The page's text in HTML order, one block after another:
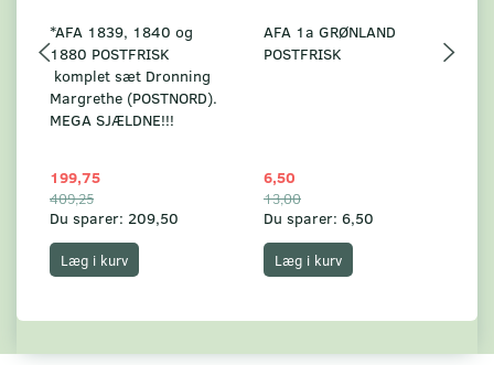
*AFA 1839, 1840 og
1880 POSTFRISK
komplet sæt Dronning
Margrethe (POSTNORD).
MEGA SJÆLDNE!!!
199,75
409,25
Du sparer: 209,50
Læg i kurv
AFA 1a GRØNLAND
POSTFRISK
6,50
13,00
Du sparer: 6,50
Læg i kurv